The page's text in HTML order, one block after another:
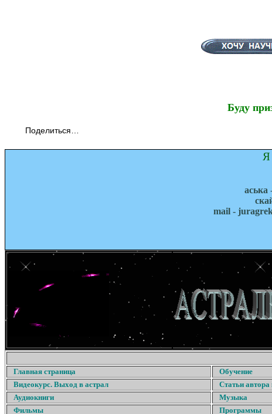
Буду
Поделиться…
Я
аська
mail -
Главная страница Обучение
Видеокурс. Выход в астрал
Статьи автора
Аудиокниги
Музыка
Фильмы
Программы